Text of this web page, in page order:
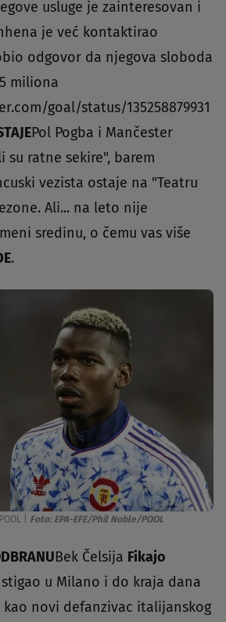
usluge je zainteresovan i
je već kontaktirao
odgovor da njegova sloboda
miliona
goal/status/135258879931
Pol Pogba i Mančester
ratne sekire", barem
vezista ostaje na "Teatru
Ali... na leto nije
sredinu, o čemu vas više
.
Foto: EPA-EFE/Phil Noble/POOL
Bek Čelsija Fikajo
u Milano i do kraja dana
novi defanzivac italijanskog